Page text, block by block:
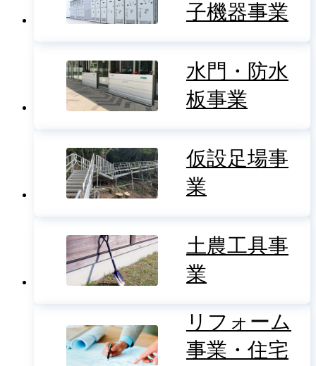
子機器事業
水門・防水
板事業
仮設足場事
業
土農工具事
業
リフォーム
事業・住宅